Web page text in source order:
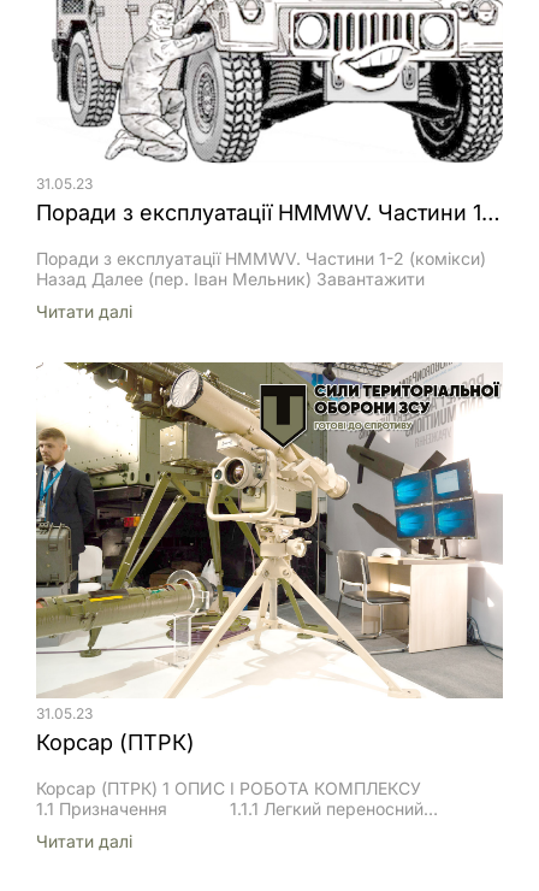
31.05.23
Поради з експлуатації HMMWV. Частини 1-2 (комікси)
Поради з експлуатації HMMWV. Частини 1-2 (комікси)
Назад Далее (пер. Іван Мельник) Завантажити
Читати далi
31.05.23
Корсар (ПТРК)
Корсар (ПТРК) 1 ОПИС І РОБОТА КОМПЛЕКСУ
1.1 Призначення 1.1.1 Легкий переносний
разі стрільби: 1) виробом РК–3ОФ – призначений
Читати далi